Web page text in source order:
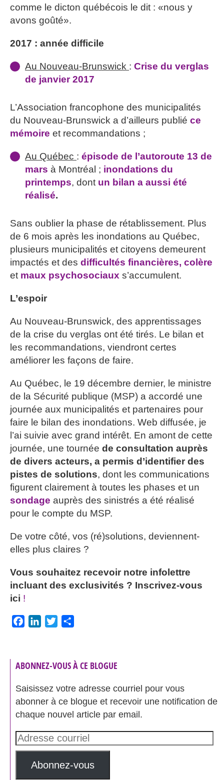
comme le dicton québécois le dit : «nous y
avons goûté».
2017 : année difficile
Au Nouveau-Brunswick : Crise du verglas
de janvier 2017
L’Association francophone des municipalités
du Nouveau-Brunswick a d’ailleurs publié ce
mémoire et recommandations ;
Au Québec : épisode de l’autoroute 13 de
mars à Montréal ; inondations du
printemps, dont un bilan a aussi été
réalisé.
Sans oublier la phase de rétablissement. Plus
de 6 mois après les inondations au Québec,
plusieurs municipalités et citoyens demeurent
impactés et des difficultés financières, colère
et maux psychosociaux s’accumulent.
L’espoir
Au Nouveau-Brunswick, des apprentissages
de la crise du verglas ont été tirés. Le bilan et
les recommandations, viendront certes
améliorer les façons de faire.
Au Québec, le 19 décembre dernier, le ministre
de la Sécurité publique (MSP) a accordé une
journée aux municipalités et partenaires pour
faire le bilan des inondations. Web diffusée, je
l’ai suivie avec grand intérêt. En amont de cette
journée, une tournée de consultation auprès
de divers acteurs, a permis d’identifier des
pistes de solutions, dont les communications
figurent clairement à toutes les phases et un
sondage auprès des sinistrés a été réalisé
pour le compte du MSP.
De votre côté, vos (ré)solutions, deviennent-
elles plus claires ?
Vous souhaitez recevoir notre infolettre
incluant des exclusivités ? Inscrivez-vous
ici !
FacebookLinkedIn
Twitter
ABONNEZ-VOUS À CE BLOGUE
Saisissez votre adresse courriel pour vous
abonner à ce blogue et recevoir une notification de
chaque nouvel article par email.
Adresse
courriel
Abonnez-vous